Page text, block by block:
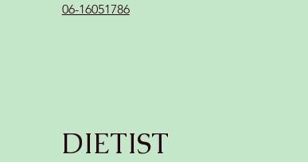
06-16051786
DIETIST